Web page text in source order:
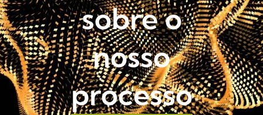
sobre o
nosso
processo